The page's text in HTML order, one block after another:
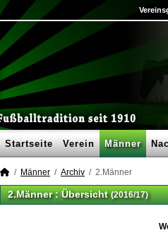
Startseite Verein Männer
Männer Archiv 2.Männer
2.Männer :Übersicht (2016/17)